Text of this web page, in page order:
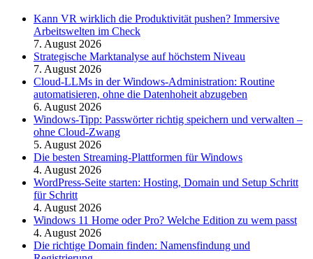
Kann VR wirklich die Produktivität pushen? Immersive
Arbeitswelten im Check
7. August 2026
Strategische Marktanalyse auf höchstem Niveau
7. August 2026
Cloud-LLMs in der Windows-Administration: Routine
automatisieren, ohne die Datenhoheit abzugeben
6. August 2026
Windows-Tipp: Passwörter richtig speichern und verwalten –
ohne Cloud-Zwang
5. August 2026
Die besten Streaming-Plattformen für Windows
4. August 2026
WordPress-Seite starten: Hosting, Domain und Setup Schritt
für Schritt
4. August 2026
Windows 11 Home oder Pro? Welche Edition zu wem passt
4. August 2026
Die richtige Domain finden: Namensfindung und